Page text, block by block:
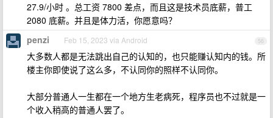
27.9/小时 。总工资 7800 差点，而且这是技术员底薪，普工
2080 底薪。并且是体力活，你愿意吗？
56
penzi Feb 15, 2023 via Android
大多数人都是无法跳出自己的认知的，也只能赚认知内的钱。所
楼主你即使说了这么多，不认同你的照样不认同你。
大部分普通人一生都在一个地方生老病死，程序员也不过就是一
个收入稍高的普通人罢了。